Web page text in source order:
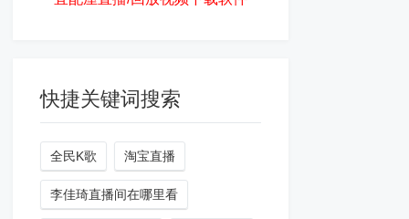
快捷关键词搜索
全民K歌 淘宝直播
李佳琦直播间在哪里看